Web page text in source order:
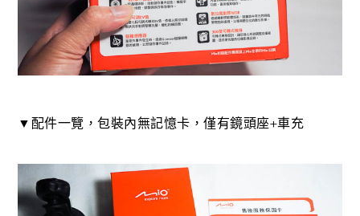
▼配件一覽，包裝內無記憶卡，僅有鏡頭座+車充